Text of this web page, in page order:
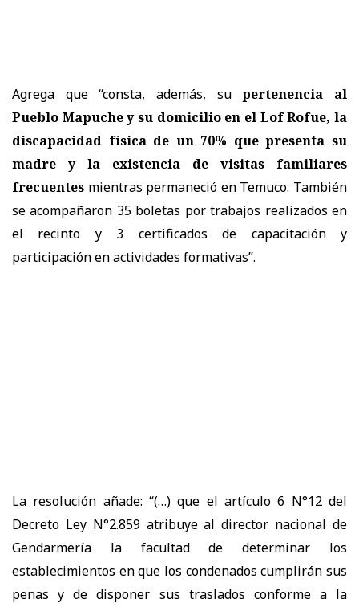
Agrega que “consta, además, supertenencia al
Pueblo Mapuche y su domicilio en el Lof Rofue, la
discapacidad física de un 70% que presenta su
madre y la existencia de visitas familiares
frecuentes mientras permaneció en Temuco. También
se acompañaron 35 boletas por trabajos realizados en
el recinto y 3 certificados de capacitación y
participación en actividades formativas”.
La resolución añade: “(…) que el artículo 6 N°12 del
Decreto Ley N°2.859 atribuye al director nacional de
Gendarmería la facultad de determinar los
establecimientos en que los condenados cumplirán sus
penas y de disponer sus traslados conforme a la